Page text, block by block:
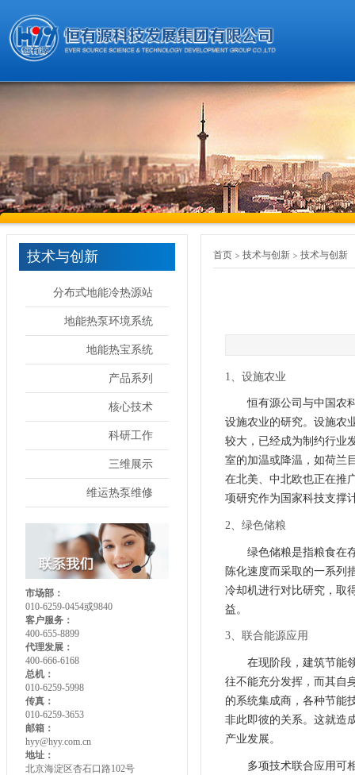
技术与创新
分布式地能冷热源站
地能热泵环境系统
地能热宝系统
产品系列
核心技术
科研工作
三维展示
维运热泵维修
市场部：
010-6259-0454或9840
客户服务：
400-655-8899
代理发展：
400-666-6168
总机：
010-6259-5998
传真：
010-6259-3653
邮箱：
hyy@hyy.com.cn
地址：
北京海淀区杏石口路102号
首页 技术与创新 技术与创新
1、设施农业
恒有源公司与中国农
设施农业的研究。设施农
较大，已经成为制约行业
室的加温或降温，如荷兰
在北美、中北欧也正在推
项研究作为国家科技支撑
2、绿色储粮
绿色储粮是指粮食在
陈化速度而采取的一系列
冷却机进行对比研究，取
益。
3、联合能源应用
在现阶段，建筑节能
往不能充分发挥，而其自
的系统集成商，各种节能
非此即彼的关系。这就造
产业发展。
多项技术联合应用可